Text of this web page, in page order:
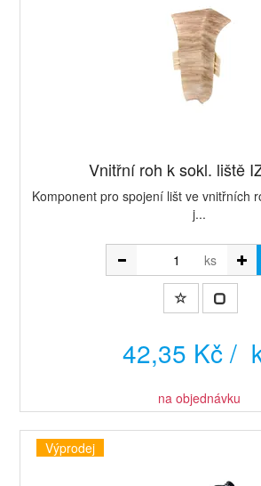
Vnitřní roh k sokl. liště
Komponent pro spojení lišt ve vnitřních
j...
ks
42,35 Kč /
na objednávku
Výprodej